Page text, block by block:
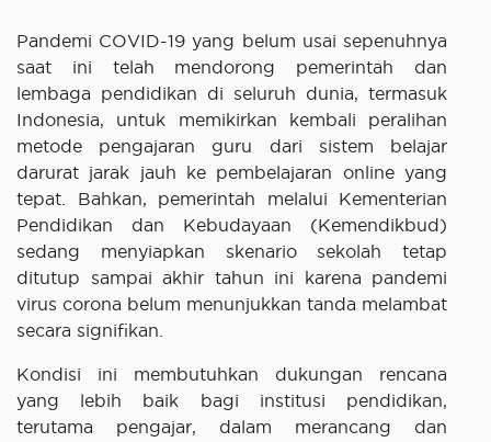
Pandemi COVID-19 yang belum usai sepenuhnya
saat ini telah mendorong pemerintah dan
lembaga pendidikan di seluruh dunia, termasuk
Indonesia, untuk memikirkan kembali peralihan
metode pengajaran guru dari sistem belajar
darurat jarak jauh ke pembelajaran online yang
tepat. Bahkan, pemerintah melalui Kementerian
Pendidikan dan Kebudayaan (Kemendikbud)
sedang menyiapkan skenario sekolah tetap
ditutup sampai akhir tahun ini karena pandemi
virus corona belum menunjukkan tanda melambat
secara signifikan.
Kondisi ini membutuhkan dukungan rencana
yang lebih baik bagi institusi pendidikan,
terutama pengajar, dalam merancang dan